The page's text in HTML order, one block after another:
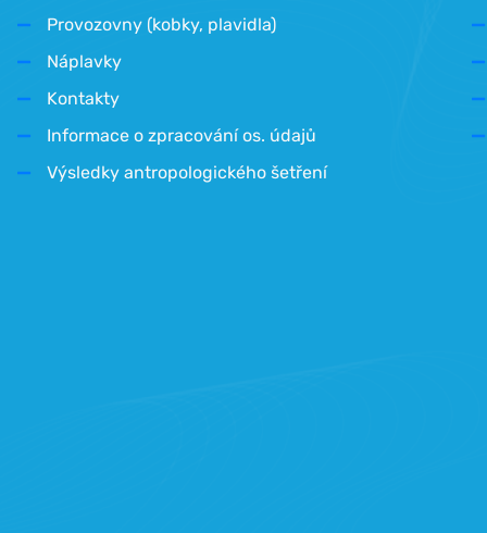
Provozovny (kobky, plavidla)
Náplavky
Kontakty
Informace o zpracování os. údajů
Výsledky antropologického šetření